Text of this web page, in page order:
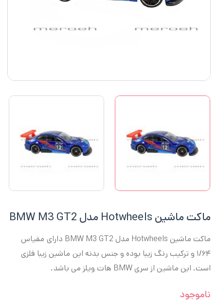
ماکت ماشین Hotwheels مدل BMW M3 GT2
ماکت ماشین Hotwheels مدل BMW M3 GT2 دارای مقیاس
۱/۶۴ و ترکیب رنگ زیبا بوده و جنس بدنه این ماشین زیبا فلزی
است. این ماشین از سری BMW هات ویلز می باشد.
ناموجود